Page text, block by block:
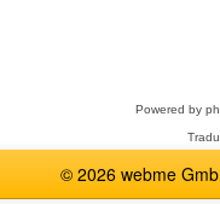
Powered by
© 2026 webme